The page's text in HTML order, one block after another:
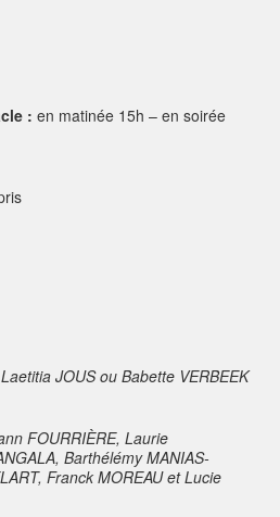
: en matinée 15h – en soirée
JOUS ou Babette VERBEEK
FOURRIÈRE, Laurie
Barthélémy MANIAS-
Franck MOREAU et Lucie